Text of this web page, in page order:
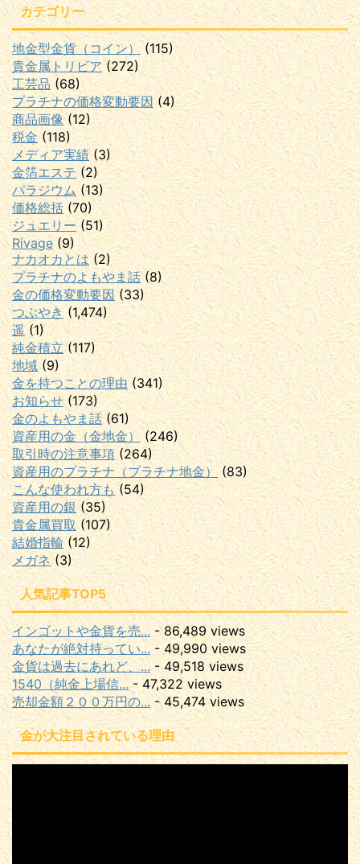
カテゴリー
地金型金貨（コイン）
(115)
貴金属トリビア (272)
工芸品 (68)
プラチナの価格変動要因(4)
商品画像(12)
税金 (118)
メディア実績 (3)
金箔エステ (2)
パラジウム (13)
価格総括 (70)
ジュエリー (51)
Rivage (9)
ナカオカとは (2)
プラチナのよもやま話(8)
金の価格変動要因 (33)
つぶやき (1,474)
遥 (1)
純金積立(117)
地域 (9)
金を持つことの理由(341)
お知らせ (173)
金のよもやま話 (61)
資産用の金（金地金）
(246)
取引時の注意事項 (264)
資産用のプラチナ（プラチナ地金）
(83)
こんな使われ方も (54)
資産用の銀 (35)
貴金属買取 (107)
結婚指輪 (12)
メガネ (3)
人気記事TOP5
インゴットや金貨を売... - 86,489 views
あなたが絶対持ってい... - 49,990 views
金貨は過去にあれど、... - 49,518 views
1540（純金上場信... - 47,322 views
売却金額２００万円の... - 45,474 views
金が大注目されている理由